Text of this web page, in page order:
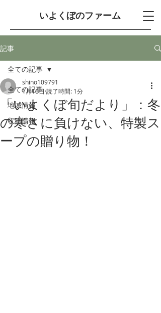
​いよくぼのファーム
記事
全ての記事
地域情報
収穫情報
全ての記事
「いよくぼ旬だより」：冬
の寒さに負けない、特製ス
ープの贈り物！
shino109791
1月10日 読了時間: 1分